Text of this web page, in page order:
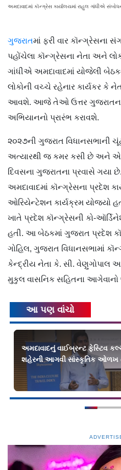
અમદાવાદમાં કૉન્ગ્રેસ કાર્યાલયમાં રાહુલ ગાંધીએ
ગુજરાતમાં ફરી વાર કૉન્ગ્રેસના
પહોંચેલા કૉન્ગ્રેસના નેતા અને
ગાંધીએ અમદાવાદમાં યોજેલી
લોકોની વચ્ચે રહેનાર કાર્યકર કે
આવશે. આજે તેઓ ઉત્તર ગુજરાતના
અભિયાનનો પ્રારંભ કરાવશે.
૨૦૨૭ની ગુજરાત વિધાનસભાની
અત્યારથી જ કમર કસી છે અને
દિવસના ગુજરાતના પ્રવાસે ગયા
અમદાવાદમાં કૉન્ગ્રેસના પ્રદેશ
ઓરિયેન્ટેશન કાર્યક્રમ યોજ્યો
ખાતે પ્રદેશ કૉન્ગ્રેસની કો-
હતી. આ બેઠકમાં ગુજરાત પ્રદેશ
ગોહિલ, ગુજરાત વિધાનસભામાં
કેન્દ્રીય નેતા કે. સી. વેણુગોપાલ
મુકુલ વાસનિક સહિતના આગેવાનો
આ પણ વાંચો
અમદાવાદનું વાઈબ્રન્ટ ફેસ્ટિવ
શહેરની આગવી સાંસ્કૃતિક ઓળખ